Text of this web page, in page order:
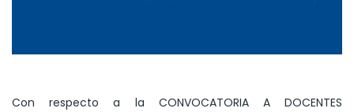
Con respecto a la CONVOCATORIA A DOCENTES